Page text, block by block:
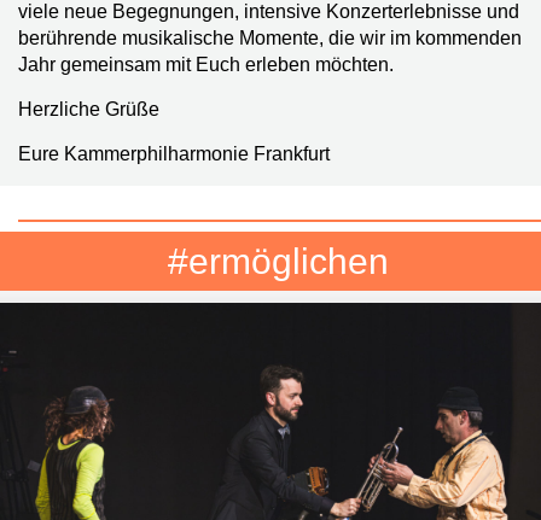
viele neue Begegnungen, intensive Konzerterlebnisse und
berührende musikalische Momente, die wir im kommenden
Jahr gemeinsam mit Euch erleben möchten.
Herzliche Grüße
Eure Kammerphilharmonie Frankfurt
#ermöglichen